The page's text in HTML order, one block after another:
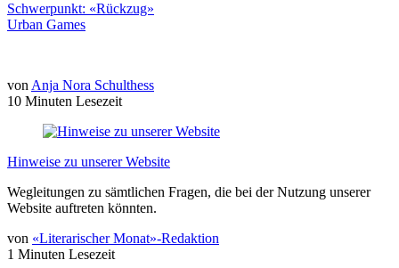
Schwerpunkt: «Rückzug»
Urban Games
vonAnja Nora Schulthess
10 Minuten Lesezeit
Hinweise zu unserer Website
Wegleitungen zu sämtlichen Fragen, die bei der Nutzung unserer
Website auftreten könnten.
von «Literarischer Monat»-Redaktion
1 Minuten Lesezeit